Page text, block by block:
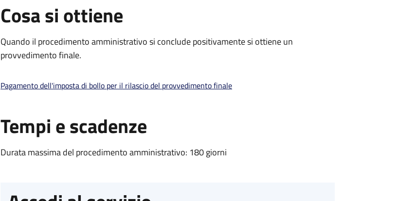
Cosa si ottiene
Quando il procedimento amministrativo si conclude positivamente si ottiene un
provvedimento finale.
Pagamento dell'imposta di bollo per il rilascio del provvedimento finale
Tempi e scadenze
Durata massima del procedimento amministrativo: 180 giorni